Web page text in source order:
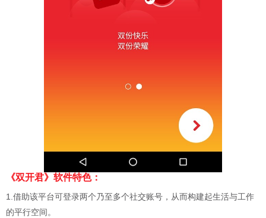
《双开君》软件特色：
1.借助该平台可登录两个乃至多个社交账号，从而构建起生活与工作
的平行空间。